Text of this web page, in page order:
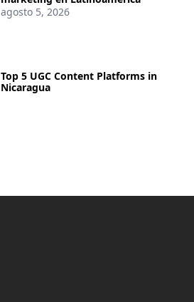
agosto 5, 2026
Top 5 UGC Content Platforms in
Nicaragua